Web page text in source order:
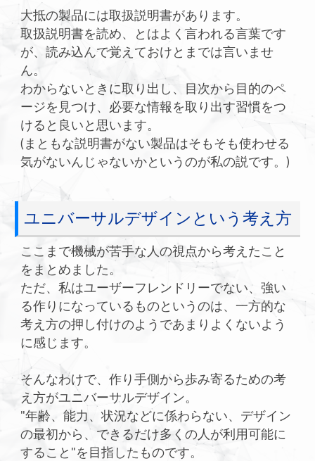
大抵の製品には取扱説明書があります。
取扱説明書を読め、とはよく言われる言葉です
が、読み込んで覚えておけとまでは言いませ
ん。
わからないときに取り出し、目次から目的のペ
ージを見つけ、必要な情報を取り出す習慣をつ
けると良いと思います。
(まともな説明書がない製品はそもそも使わせる
気がないんじゃないかというのが私の説です。)
ユニバーサルデザインという考え方
ここまで機械が苦手な人の視点から考えたこと
をまとめました。
ただ、私はユーザーフレンドリーでない、強い
る作りになっているものというのは、一方的な
考え方の押し付けのようであまりよくないよう
に感じます。
そんなわけで、作り手側から歩み寄るための考
え方がユニバーサルデザイン。
"年齢、能力、状況などに係わらない、デザイン
の最初から、できるだけ多くの人が利用可能に
すること"を目指したものです。